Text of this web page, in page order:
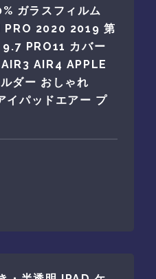
ガラスフィルム
PRO 2020 2019 第
PRO11 カバー
AIR4 APPLE
ダー おしゃれ
イパッドエアー プ